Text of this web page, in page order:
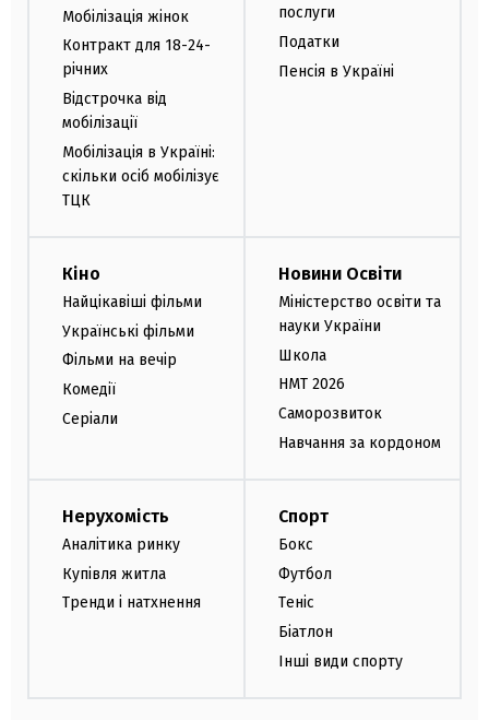
Мобілізація жінок
Контракт для 18-24-
річних
Відстрочка від
мобілізації
Мобілізація в Україні:
скільки осіб мобілізує
ТЦК
послуги
Податки
Пенсія в Україні
Кіно
Найцікавіші фільми
Українські фільми
Фільми на вечір
Комедії
Серіали
Новини Освіти
Міністерство освіти та
науки України
Школа
НМТ 2026
Саморозвиток
Навчання за кордоном
Нерухомість
Аналітика ринку
Купівля житла
Тренди і натхнення
Спорт
Бокс
Футбол
Теніс
Біатлон
Інші види спорту